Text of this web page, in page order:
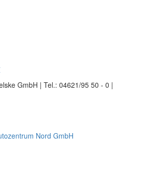
GmbH | Tel.: 04621/95 50 - 0 |